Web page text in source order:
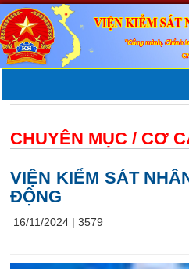
CHUYÊN MỤC / CƠ
VIỆN KIỂM SÁT
ĐỘNG
16/11/2024 | 3579